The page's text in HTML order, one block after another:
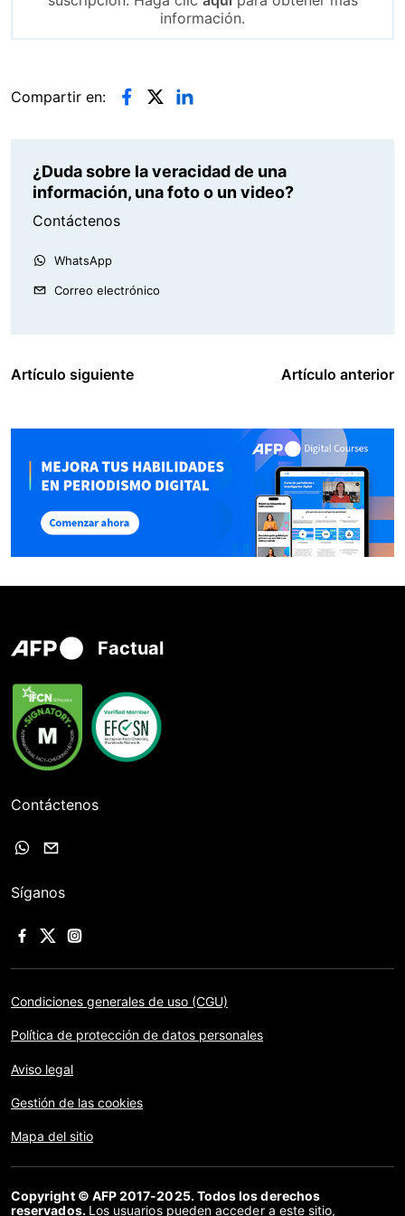
información.
Compartir en:
¿Duda sobre la veracidad de una
información, una foto o un video?
Contáctenos
WhatsApp
Correo electrónico
Artículo siguiente Artículo anterior
Factual
Contáctenos
Síganos
Condiciones generales de uso (CGU)
Política de protección de datos personales
Aviso legal
Gestión de las cookies
Mapa del sitio
Copyright © AFP 2017-2025. Todos los derechos
reservados. Los usuarios pueden acceder a este sitio,